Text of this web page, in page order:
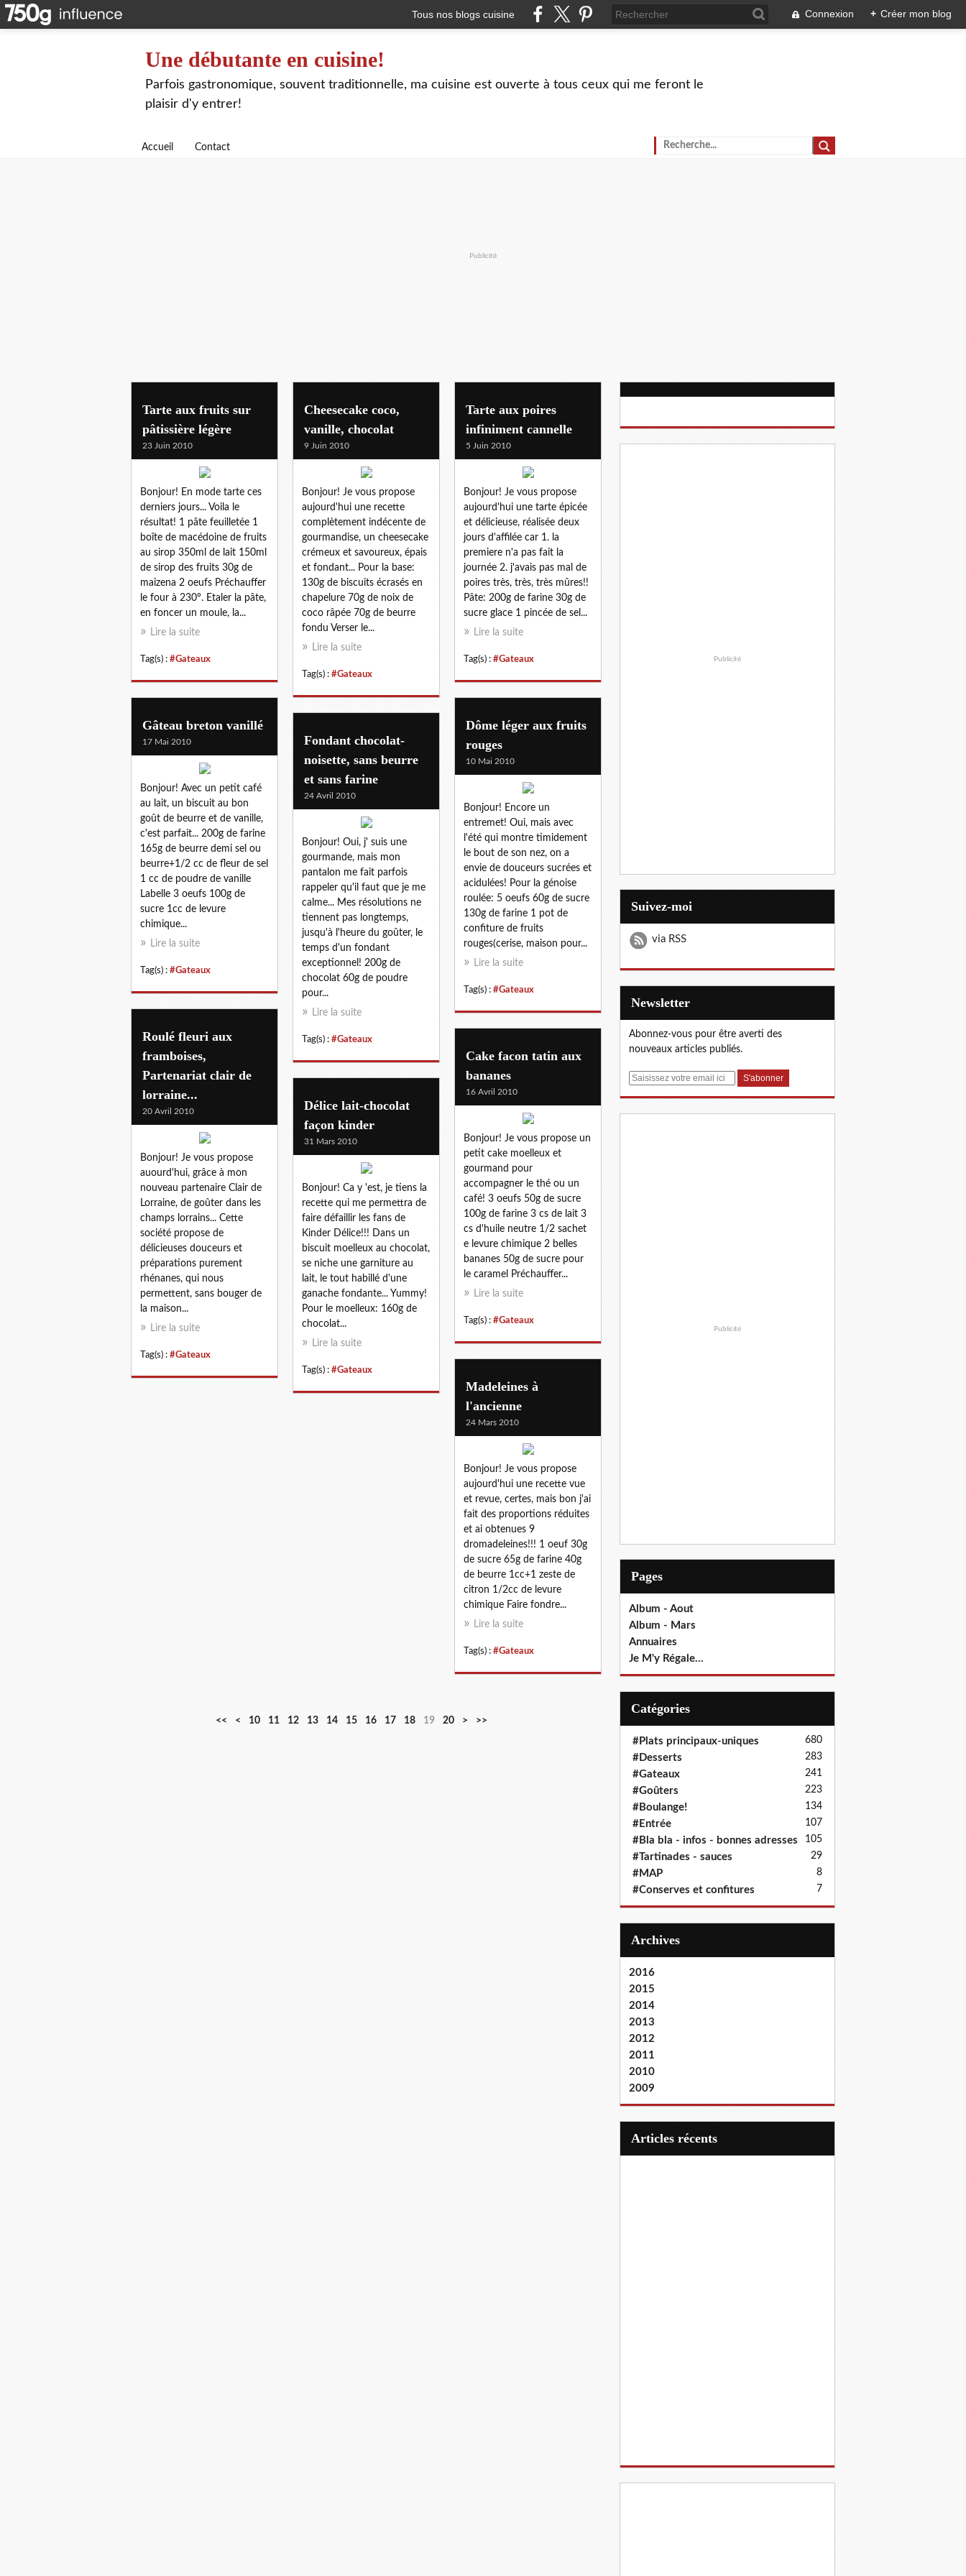
Tous nos blogs cuisine Connexion + Créer mon blog
Une débutante en cuisine!
Parfois gastronomique, souvent traditionnelle, ma cuisine est ouverte à tous ceux qui me feront le
plaisir d'y entrer!
Accueil Contact
Publicité
gateaux
Tarte aux fruits sur
pâtissière légère
23 Juin 2010
Bonjour! En mode tarte ces
derniers jours... Voila le
résultat! 1 pâte feuilletée 1
boîte de macédoine de fruits
au sirop 350ml de lait 150ml
de sirop des fruits 30g de
maizena 2 oeufs Préchauffer
le four à 230°. Etaler la pâte,
en foncer un moule, la...
Lire la suite
Tag(s) : #Gateaux
Cheesecake coco,
vanille, chocolat
9 Juin 2010
Bonjour! Je vous propose
aujourd'hui une recette
complètement indécente de
gourmandise, un cheesecake
crémeux et savoureux, épais
et fondant... Pour la base:
130g de biscuits écrasés en
chapelure 70g de noix de
coco râpée 70g de beurre
fondu Verser le...
Lire la suite
Tag(s) : #Gateaux
Tarte aux poires
infiniment cannelle
5 Juin 2010
Bonjour! Je vous propose
aujourd'hui une tarte épicée
et délicieuse, réalisée deux
jours d'affilée car 1. la
premiere n'a pas fait la
journée 2. j'avais pas mal de
poires très, très, très mûres!!
Pâte: 200g de farine 30g de
sucre glace 1 pincée de sel...
Lire la suite
Tag(s) : #Gateaux
Gâteau breton vanillé
17 Mai 2010
Bonjour! Avec un petit café
au lait, un biscuit au bon
goût de beurre et de vanille,
c'est parfait... 200g de farine
165g de beurre demi sel ou
beurre+1/2 cc de fleur de sel
1 cc de poudre de vanille
Labelle 3 oeufs 100g de
sucre 1cc de levure
chimique...
Lire la suite
Tag(s) : #Gateaux
Dôme léger aux fruits
rouges
10 Mai 2010
Bonjour! Encore un
entremet! Oui, mais avec
l'été qui montre timidement
le bout de son nez, on a
envie de douceurs sucrées et
acidulées! Pour la génoise
roulée: 5 oeufs 60g de sucre
130g de farine 1 pot de
confiture de fruits
rouges(cerise, maison pour...
Lire la suite
Tag(s) : #Gateaux
Fondant chocolat-
noisette, sans beurre
et sans farine
24 Avril 2010
Bonjour! Oui, j' suis une
gourmande, mais mon
pantalon me fait parfois
rappeler qu'il faut que je me
calme... Mes résolutions ne
tiennent pas longtemps,
jusqu'à l'heure du goûter, le
temps d'un fondant
exceptionnel! 200g de
chocolat 60g de poudre
pour...
Lire la suite
Tag(s) : #Gateaux
Roulé fleuri aux
framboises,
Partenariat clair de
lorraine...
20 Avril 2010
Bonjour! Je vous propose
auourd'hui, grâce à mon
nouveau partenaire Clair de
Lorraine, de goûter dans les
champs lorrains... Cette
société propose de
délicieuses douceurs et
préparations purement
rhénanes, qui nous
permettent, sans bouger de
la maison...
Lire la suite
Tag(s) : #Gateaux
Cake facon tatin aux
bananes
16 Avril 2010
Bonjour! Je vous propose un
petit cake moelleux et
gourmand pour
accompagner le thé ou un
café! 3 oeufs 50g de sucre
100g de farine 3 cs de lait 3
cs d'huile neutre 1/2 sachet
e levure chimique 2 belles
bananes 50g de sucre pour
le caramel Préchauffer...
Lire la suite
Tag(s) : #Gateaux
Délice lait-chocolat
façon kinder
31 Mars 2010
Bonjour! Ca y 'est, je tiens la
recette qui me permettra de
faire défaillir les fans de
Kinder Délice!!! Dans un
biscuit moelleux au chocolat,
se niche une garniture au
lait, le tout habillé d'une
ganache fondante... Yummy!
Pour le moelleux: 160g de
chocolat...
Lire la suite
Tag(s) : #Gateaux
Madeleines à
l'ancienne
24 Mars 2010
Bonjour! Je vous propose
aujourd'hui une recette vue
et revue, certes, mais bon j'ai
fait des proportions réduites
et ai obtenues 9
dromadeleines!!! 1 oeuf 30g
de sucre 65g de farine 40g
de beurre 1cc+1 zeste de
citron 1/2cc de levure
chimique Faire fondre...
Lire la suite
Tag(s) : #Gateaux
<< < 10 11 12 13 14 15 16 17 18 19 20 > >>
Publicité
Suivez-moi
via RSS
Newsletter
Abonnez-vous pour être averti des
nouveaux articles publiés.
E
Publicité
Pages
Album - Aout
Album - Mars
Annuaires
Je M'y Régale...
Catégories
#Plats principaux-uniques 680
#Desserts 283
#Gateaux 241
#Goûters 223
#Boulange! 134
#Entrée 107
#Bla bla - infos - bonnes adresses 105
#Tartinades - sauces 29
#MAP 8
#Conserves et confitures 7
Archives
2016
2015
2014
2013
2012
2011
2010
2009
articles récents